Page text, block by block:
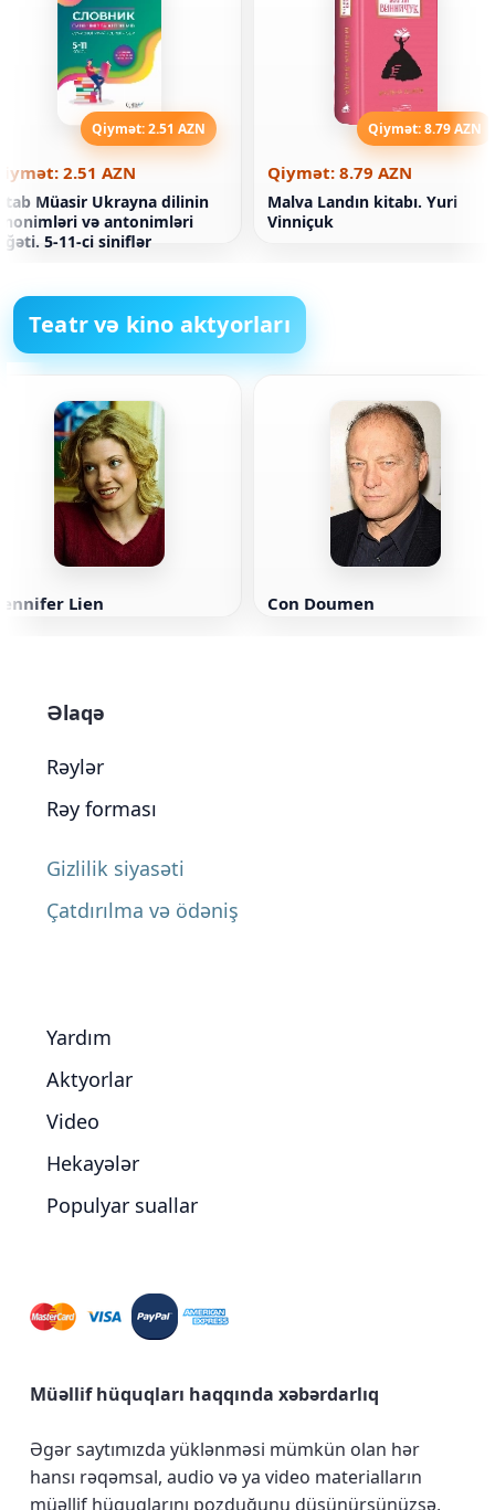
Qiymət: 2.51 AZN
2.51 AZN
Müasir Ukrayna dilinin
və antonimləri
5-11-ci siniflər
Qiymət: 8.79 AZN
Qiymət: 8.79 AZN
Malva Landın kitabı. Yuri
Vinniçuk
Teatr və kino aktyorları
Lien Con Doumen
Əlaqə
Rəylər
Rəy forması
Gizlilik siyasəti
Çatdırılma və ödəniş
Yardım
Aktyorlar
Video
Hekayələr
Populyar suallar
Müəllif hüquqları haqqında xəbərdarlıq
Əgər saytımızda yüklənməsi mümkün olan hər
hansı rəqəmsal, audio və ya video materialların
müəllif hüquqlarını pozduğunu düşünürsünüzsə,